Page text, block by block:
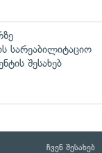
სარეაბილიტაციო
შესახებ
ჩვენ შესახებ